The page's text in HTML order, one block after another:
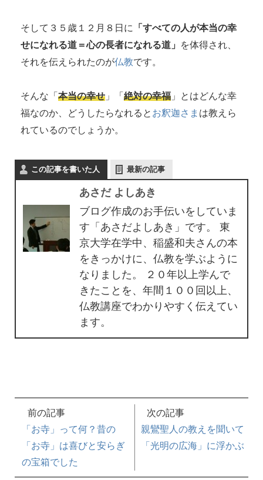
そして３５歳１２月８日に 「すべての人が本当の幸
せになれる道＝心の長者になれる道」
を体得され、
それを伝えられたのが仏教です。
そんな「 本当の幸せ 」「 絶対の幸福 」とはどんな幸
福なのか、どうしたらなれると お釈迦さま は教えら
れているのでしょうか。
この記事を書いた人 最新の記事
あさだ よしあき
ブログ作成のお手伝いをしていま
す「あさだよしあき」です。 東
京大学在学中、稲盛和夫さんの本
をきっかけに、仏教を学ぶように
なりました。 ２０年以上学んで
きたことを、年間１００回以上、
仏教講座でわかりやすく伝えてい
ます。
前の記事
「お寺」って何？昔の
「お寺」は喜びと安らぎ
の宝箱でした
次の記事
親鸞聖人の教えを聞いて
「光明の広海」に浮かぶ